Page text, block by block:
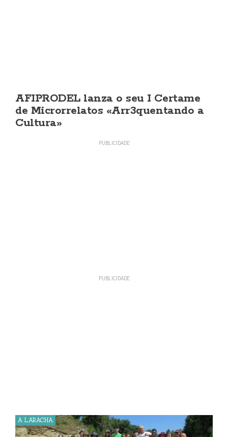
AFIPRODEL lanza o seu I Certame
de Microrrelatos «Arr3quentando a
Cultura»
A LARACHA